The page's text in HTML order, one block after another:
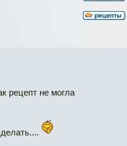
рецепт не могла